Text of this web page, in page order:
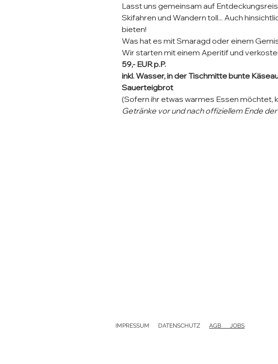
Lasst uns gemeinsam auf
Skifahren und Wandern toll... Auch
bieten!
Was hat es mit Smaragd oder einem
Wir starten mit einem Aperitif und
59,- EUR p.P.​
inkl. Wasser, in der Tischmitte bunte
Sauerteigbrot
(Sofern ihr etwas warmes Essen möchtet,
Getränke vor und nach offiziellem Ende
IMPRESSUM DATENSCHUTZ AGB JOBS